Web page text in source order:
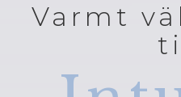
Varmt